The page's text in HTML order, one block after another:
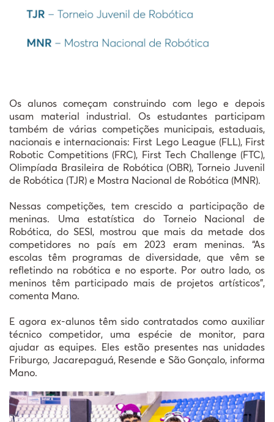
Os alunos começam construindo com lego e depois
usam material industrial. Os estudantes participam
também de várias competições municipais, estaduais,
nacionais e internacionais: First Lego League (FLL), First
Robotic Competitions (FRC), First Tech Challenge (FTC),
Olimpíada Brasileira de Robótica (OBR), Torneio Juvenil
de Robótica (TJR) e Mostra Nacional de Robótica (MNR).
Nessas competições, tem crescido a participação de
meninas. Uma estatística do Torneio Nacional de
Robótica, do SESI, mostrou que mais da metade dos
competidores no país em 2023 eram meninas. “As
escolas têm programas de diversidade, que vêm se
refletindo na robótica e no esporte. Por outro lado, os
meninos têm participado mais de projetos artísticos”,
comenta Mano.
E agora ex-alunos têm sido contratados como auxiliar
técnico competidor, uma espécie de monitor, para
ajudar as equipes. Eles estão presentes nas unidades
Friburgo, Jacarepaguá, Resende e São Gonçalo, informa
Mano.